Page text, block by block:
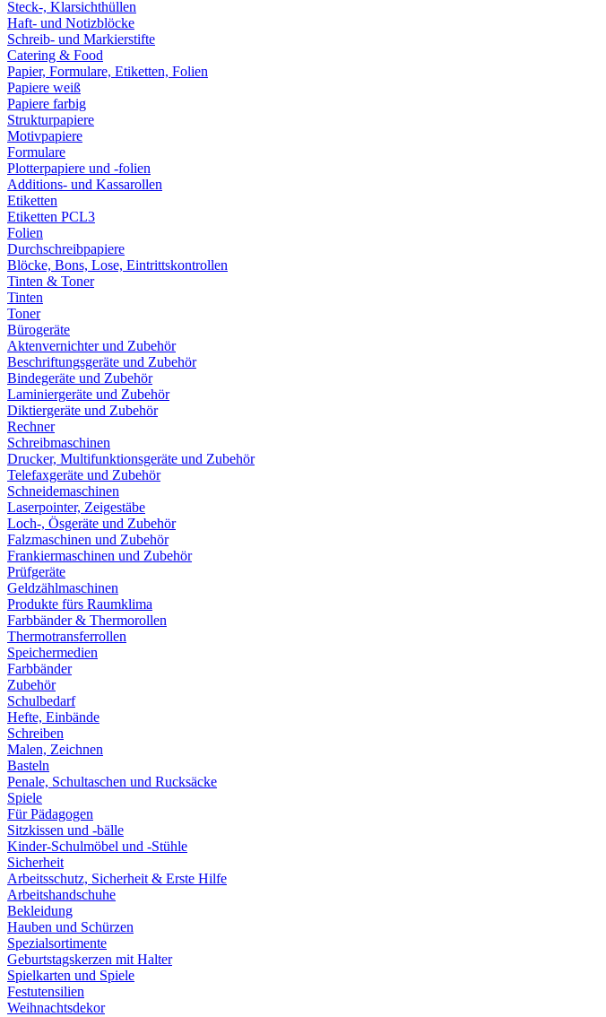
Steck-, Klarsichthüllen
Haft- und Notizblöcke
Schreib- und Markierstifte
Catering & Food
Papier, Formulare, Etiketten, Folien
Papiere weiß
Papiere farbig
Strukturpapiere
Motivpapiere
Formulare
Plotterpapiere und -folien
Additions- und Kassarollen
Etiketten
Etiketten PCL3
Folien
Durchschreibpapiere
Blöcke, Bons, Lose, Eintrittskontrollen
Tinten & Toner
Tinten
Toner
Bürogeräte
Aktenvernichter und Zubehör
Beschriftungsgeräte und Zubehör
Bindegeräte und Zubehör
Laminiergeräte und Zubehör
Diktiergeräte und Zubehör
Rechner
Schreibmaschinen
Drucker, Multifunktionsgeräte und Zubehör
Telefaxgeräte und Zubehör
Schneidemaschinen
Laserpointer, Zeigestäbe
Loch-, Ösgeräte und Zubehör
Falzmaschinen und Zubehör
Frankiermaschinen und Zubehör
Prüfgeräte
Geldzählmaschinen
Produkte fürs Raumklima
Farbbänder & Thermorollen
Thermotransferrollen
Speichermedien
Farbbänder
Zubehör
Schulbedarf
Hefte, Einbände
Schreiben
Malen, Zeichnen
Basteln
Penale, Schultaschen und Rucksäcke
Spiele
Für Pädagogen
Sitzkissen und -bälle
Kinder-Schulmöbel und -Stühle
Sicherheit
Arbeitsschutz, Sicherheit & Erste Hilfe
Arbeitshandschuhe
Bekleidung
Hauben und Schürzen
Spezialsortimente
Geburtstagskerzen mit Halter
Spielkarten und Spiele
Festutensilien
Weihnachtsdekor